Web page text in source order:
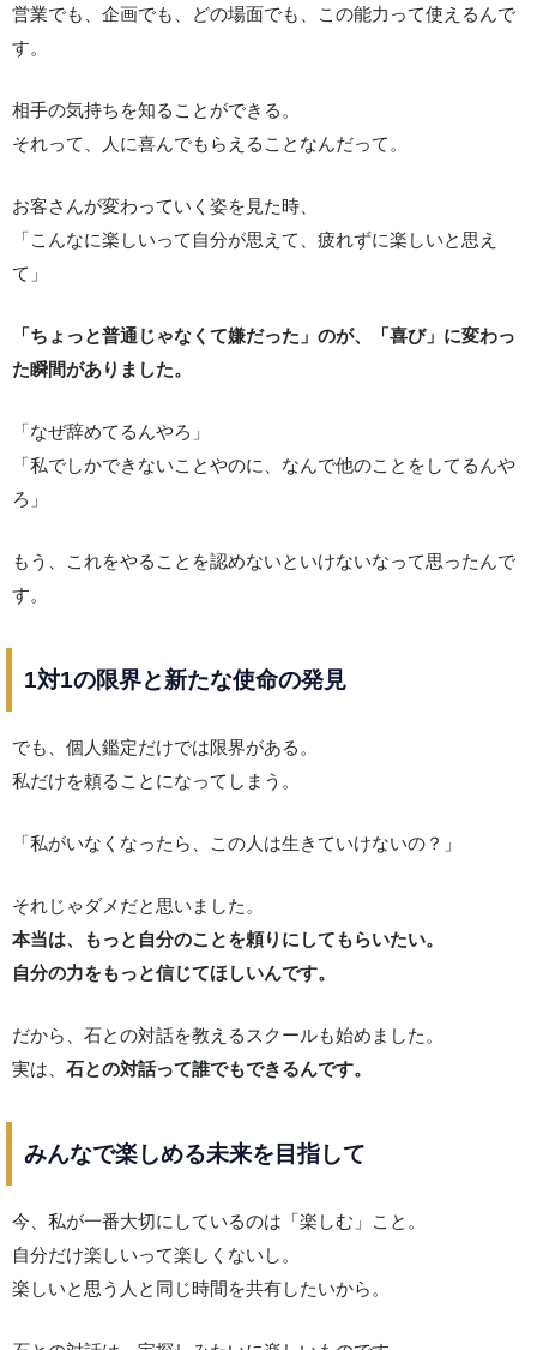
営業でも、企画でも、どの場面でも、この能力って使えるんで
す。
相手の気持ちを知ることができる。
それって、人に喜んでもらえることなんだって。
お客さんが変わっていく姿を見た時、
「こんなに楽しいって自分が思えて、疲れずに楽しいと思え
て」
「ちょっと普通じゃなくて嫌だった」のが、「喜び」に変わっ
た瞬間がありました。
「なぜ辞めてるんやろ」
「私でしかできないことやのに、なんで他のことをしてるんや
ろ」
もう、これをやることを認めないといけないなって思ったんで
す。
1対1の限界と新たな使命の発見
でも、個人鑑定だけでは限界がある。
私だけを頼ることになってしまう。
「私がいなくなったら、この人は生きていけないの？」
それじゃダメだと思いました。
本当は、もっと自分のことを頼りにしてもらいたい。
自分の力をもっと信じてほしいんです。
だから、石との対話を教えるスクールも始めました。
実は、 石との対話って誰でもできるんです。
みんなで楽しめる未来を目指して
今、私が一番大切にしているのは「楽しむ」こと。
自分だけ楽しいって楽しくないし。
楽しいと思う人と同じ時間を共有したいから。